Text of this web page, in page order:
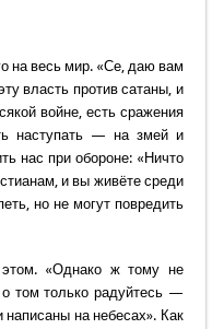
на весь мир. «Се, даю вам
власть против сатаны, и
войне, есть сражения
наступать — на змей и
нас при обороне: «Ничто
и вы живёте среди
но не могут повредить
«Однако ж тому не
том только радуйтесь —
на небесах». Как